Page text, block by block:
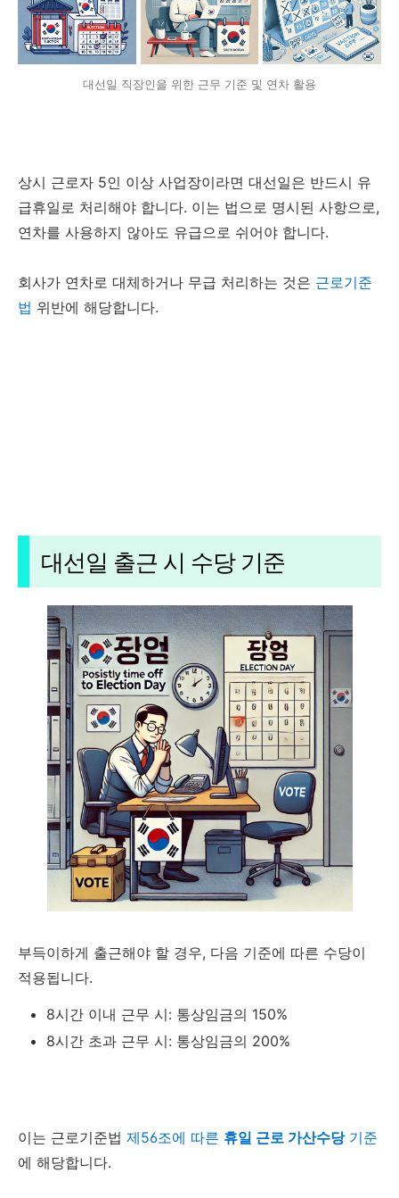
대선일 직장인을 위한 근무 기준 및 연차 활용
상시 근로자 5인 이상 사업장이라면 대선일은 반드시 유
급휴일로 처리해야 합니다. 이는 법으로 명시된 사항으로,
연차를 사용하지 않아도 유급으로 쉬어야 합니다.
회사가 연차로 대체하거나 무급 처리하는 것은 근로기준
법 위반에 해당합니다.
대선일 출근 시 수당 기준
부득이하게 출근해야 할 경우, 다음 기준에 따른 수당이
적용됩니다.
8시간 이내 근무 시: 통상임금의 150%
8시간 초과 근무 시: 통상임금의 200%
이는 근로기준법 제56조에 따른 휴일 근로 가산수당기준
에 해당합니다.